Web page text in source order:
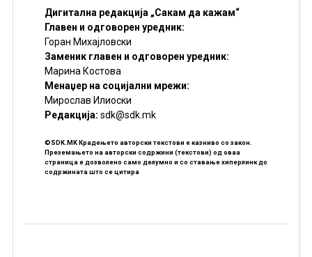
Дигитална редакција „Сакам да кажам“
Главен и одговорен уредник:
Горан Михајловски
Заменик главен и одговорен уредник:
Марина Костова
Менаџер на социјални мрежи:
Мирослав Илиоски
Редакцијa: sdk@sdk.mk
©SDK.MK Крадењето авторски текстови е казниво со закон.
Преземањето на авторски содржини (текстови) од оваа
страница е дозволено само делумно и со ставање хиперлинк до
содржината што се цитира